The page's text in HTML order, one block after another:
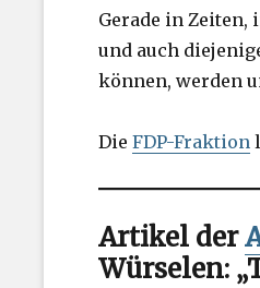
Gerade in Zeiten,
und auch
können, werden
Die FDP-Fraktion
Artikel der
Würselen: